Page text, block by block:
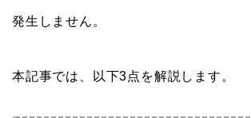
発生しません。
本記事では、以下3点を解説します。